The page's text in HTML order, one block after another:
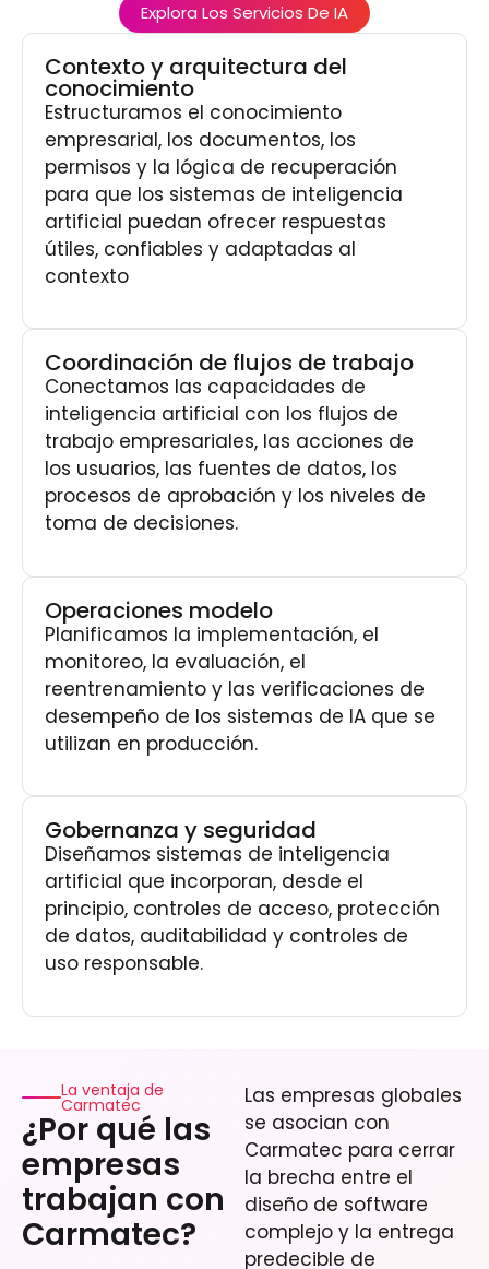
Contexto y arquitectura del
conocimiento
Estructuramos el conocimiento
empresarial, los documentos, los
permisos y la lógica de recuperación
para que los sistemas de inteligencia
artificial puedan ofrecer respuestas
útiles, confiables y adaptadas al
contexto
Coordinación de flujos de trabajo
Conectamos las capacidades de
inteligencia artificial con los flujos de
trabajo empresariales, las acciones de
los usuarios, las fuentes de datos, los
procesos de aprobación y los niveles de
toma de decisiones.
Operaciones modelo
Planificamos la implementación, el
monitoreo, la evaluación, el
reentrenamiento y las verificaciones de
desempeño de los sistemas de IA que se
utilizan en producción.
Gobernanza y seguridad
Diseñamos sistemas de inteligencia
artificial que incorporan, desde el
principio, controles de acceso, protección
de datos, auditabilidad y controles de
uso responsable.
Explora Los Servicios De IA
La ventaja de
Carmatec
¿Por qué las
empresas
trabajan con
Carmatec?
Las empresas globales
se asocian con
Carmatec para cerrar
la brecha entre el
diseño de software
complejo y la entrega
predecible de